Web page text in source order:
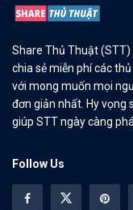
Share Thủ Thuật
chia sẻ miễn phí các
với mong muốn mọi
đơn giản nhất. Hy vọng
giúp STT ngày càng
Follow Us